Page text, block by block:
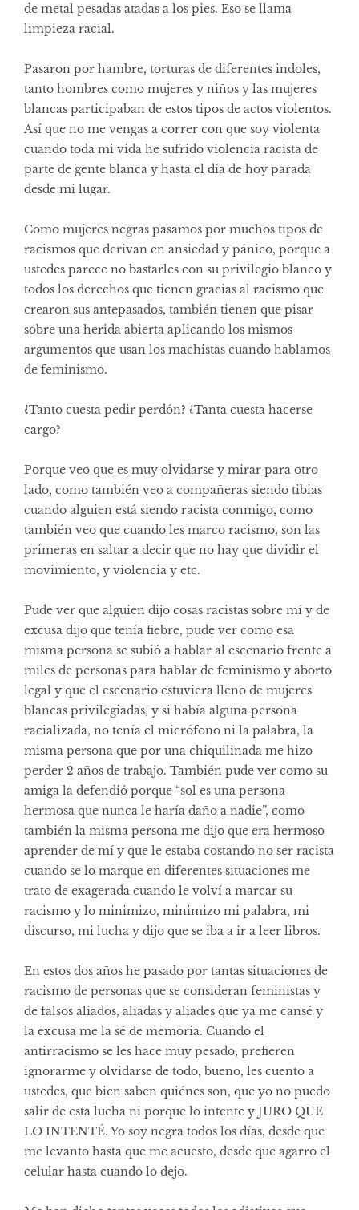
de metal pesadas atadas a los pies. Eso se llama
limpieza racial.
Pasaron por hambre, torturas de diferentes indoles,
tanto hombres como mujeres y niños y las mujeres
blancas participaban de estos tipos de actos violentos.
Así que no me vengas a correr con que soy violenta
cuando toda mi vida he sufrido violencia racista de
parte de gente blanca y hasta el día de hoy parada
desde mi lugar.
Como mujeres negras pasamos por muchos tipos de
racismos que derivan en ansiedad y pánico, porque a
ustedes parece no bastarles con su privilegio blanco y
todos los derechos que tienen gracias al racismo que
crearon sus antepasados, también tienen que pisar
sobre una herida abierta aplicando los mismos
argumentos que usan los machistas cuando hablamos
de feminismo.
¿Tanto cuesta pedir perdón? ¿Tanta cuesta hacerse
cargo?
Porque veo que es muy olvidarse y mirar para otro
lado, como también veo a compañeras siendo tibias
cuando alguien está siendo racista conmigo, como
también veo que cuando les marco racismo, son las
primeras en saltar a decir que no hay que dividir el
movimiento, y violencia y etc.
Pude ver que alguien dijo cosas racistas sobre mí y de
excusa dijo que tenía fiebre, pude ver como esa
misma persona se subió a hablar al escenario frente a
miles de personas para hablar de feminismo y aborto
legal y que el escenario estuviera lleno de mujeres
blancas privilegiadas, y si había alguna persona
racializada, no tenía el micrófono ni la palabra, la
misma persona que por una chiquilinada me hizo
perder 2 años de trabajo. También pude ver como su
amiga la defendió porque “sol es una persona
hermosa que nunca le haría daño a nadie”, como
también la misma persona me dijo que era hermoso
aprender de mí y que le estaba costando no ser racista
cuando se lo marque en diferentes situaciones me
trato de exagerada cuando le volví a marcar su
racismo y lo minimizo, minimizo mi palabra, mi
discurso, mi lucha y dijo que se iba a ir a leer libros.
En estos dos años he pasado por tantas situaciones de
racismo de personas que se consideran feministas y
de falsos aliados, aliadas y aliades que ya me cansé y
la excusa me la sé de memoria. Cuando el
antirracismo se les hace muy pesado, prefieren
ignorarme y olvidarse de todo, bueno, les cuento a
ustedes, que bien saben quiénes son, que yo no puedo
salir de esta lucha ni porque lo intente y JURO QUE
LO INTENTÉ. Yo soy negra todos los días, desde que
me levanto hasta que me acuesto, desde que agarro el
celular hasta cuando lo dejo.